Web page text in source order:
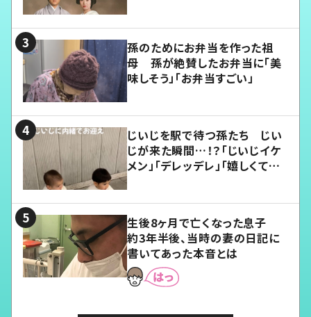
孫のためにお弁当を作った祖
母 孫が絶賛したお弁当に「美
味しそう」「お弁当すごい」
じいじを駅で待つ孫たち じい
じが来た瞬間…！？「じいじイケ
メン」「デレッデレ」「嬉しくて可
生後8ヶ月で亡くなった息子
約3年半後、当時の妻の日記に
書いてあった本音とは